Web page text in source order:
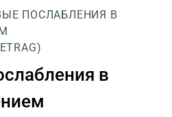
ПОСЛАБЛЕНИЯ В
в